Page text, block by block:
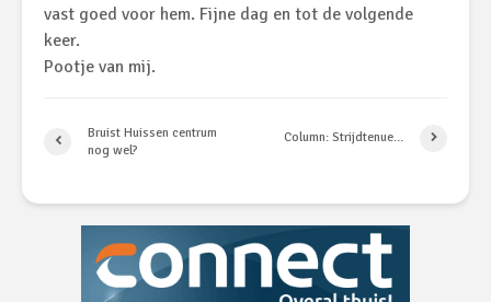
vast goed voor hem. Fijne dag en tot de volgende
keer.
Pootje van mij.
Bruist Huissen centrum
nog wel?
Column: Strijdtenue…